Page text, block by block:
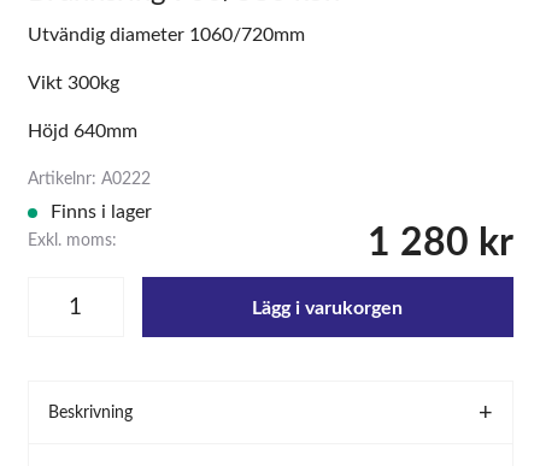
Utvändig diameter 1060/720mm
Vikt 300kg
Höjd 640mm
Artikelnr: A0222
Finns i lager
Exkl. moms: 1 280 kr
Lägg i varukorgen
Beskrivning